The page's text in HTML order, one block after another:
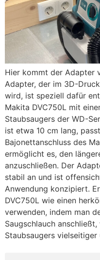
Hier kommt der Adapter
Adapter, der im 3D-
wird, ist speziell dafür
Makita DVC750L mit
Staubsaugers der WD-
ist etwa 10 cm lang,
Bajonettanschluss des
ermöglicht es, den
anzuschließen. Der
stabil an und ist
Anwendung konzipiert.
DVC750L wie einen
verwenden, indem man
Saugschlauch
Staubsaugers